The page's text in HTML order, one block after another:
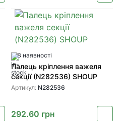
В наявності
Палець кріплення важеля
секції (N282536) SHOUP
Артикул: N282536
292.60 грн